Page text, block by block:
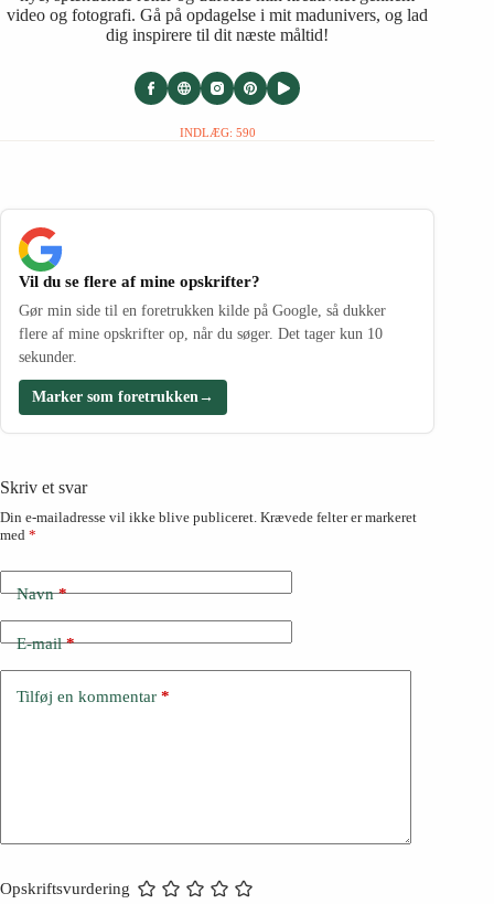
video og fotografi. Gå på opdagelse i mit madunivers, og lad
dig inspirere til dit næste måltid!
INDLÆG: 590
Vil du se flere af mine opskrifter?
Gør min side til en foretrukken kilde på Google, så dukker
flere af mine opskrifter op, når du søger. Det tager kun 10
sekunder.
Marker som foretrukken →
Skriv et svar
Din e-mailadresse vil ikke blive publiceret. Krævede felter er markeret
med *
Navn*
E-mail*
Tilføj en kommentar *
Opskriftsvurdering